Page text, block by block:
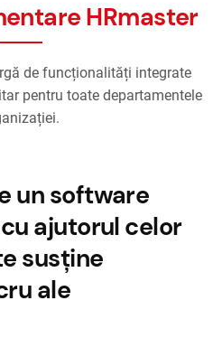
HRmaster
de funcționalități integrate
pentru toate departamentele
un software
ajutorul celor
susține
ale